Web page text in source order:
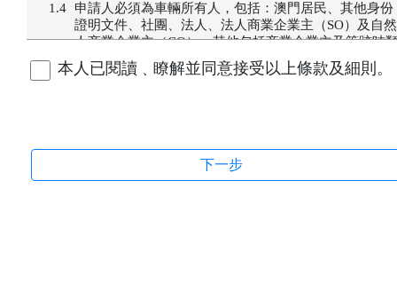
申請人必須為車輛所有人，包括：澳門居民、其他身份
證明文件、社團、法人、法人商業企業主（SO）及自然
人商業企業主（CO）；其他包括商業企業主及筆跡咭
別申請人須前往服務專區辦理登記服務；
如車輛所有人多於一人，申請時只需輸入其中一人之資
準；
車輛所有權如有變動或車輛已被取消註冊，本短訊通知
本人已閱讀﹑瞭解並同意接受以上條款及細則。